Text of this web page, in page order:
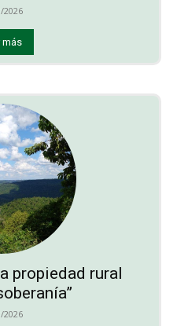
2026
más
propiedad rural
2026